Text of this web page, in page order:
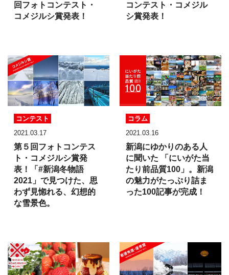
回フォトコンテスト・
コメジルシ賞発表！
コンテスト・ コメジル
シ賞発表！
コンテスト
2021.03.17
第５回フォトコンテス
ト・ コメジルシ賞発
表！
「#新潟冬物語
2021」で見つけた、 思
わず見惚れる、 幻想的
な雪景色。
コラム
2021.03.16
新潟にゆかりのある人
に聞いた
「にいがた当
たり前品質100」。 新潟
の魅力がたっぷり詰ま
った100記事が完成！